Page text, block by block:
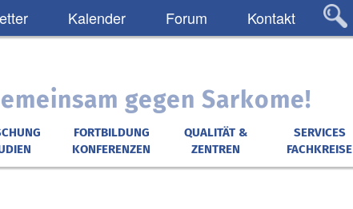
Kalender Forum Kontakt
gegen Sarkome!
FORTBILDUNG
KONFERENZEN
QUALITÄT &
ZENTREN
SERVICES
FACHKREISE